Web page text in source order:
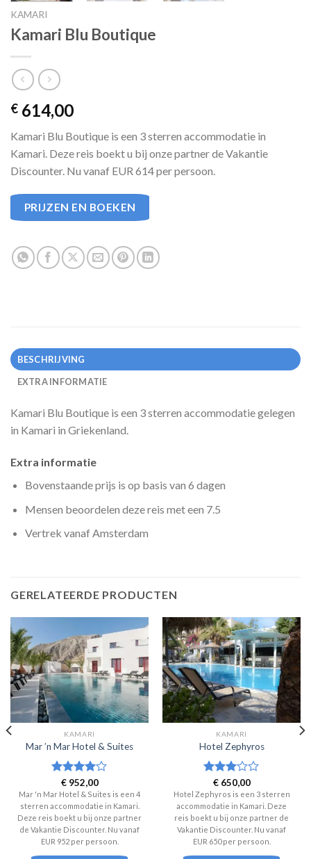
KAMARI
Kamari Blu Boutique
€ 614,00
Kamari Blu Boutique is een 3 sterren accommodatie in
Kamari. Deze reis boekt u bij onze partner de Vakantie
Discounter. Nu vanaf EUR 614 per persoon.
PRIJZEN EN BOEKEN
BESCHRIJVING
EXTRA INFORMATIE
Kamari Blu Boutique is een 3 sterren accommodatie gelegen
in Kamari in Griekenland.
Extra informatie
Bovenstaande prijs is op basis van 6 dagen
Mensen beoordelen deze reis met een 7.5
Vertrek vanaf Amsterdam
GERELATEERDE PRODUCTEN
KAMARI
Mar ’n Mar Hotel & Suites
Waardering
4uit 5
€952,00
Mar 'n Mar Hotel & Suites is een 4
sterren accommodatie in Kamari.
Deze reis boekt u bij onze partner
de Vakantie Discounter. Nu vanaf
EUR 952 per persoon.
KAMARI
Hotel Zephyros
Waardering
3uit 5
€650,00
Hotel Zephyros is een 3 sterren
accommodatie in Kamari. Deze
reis boekt u bij onze partner de
Vakantie Discounter. Nu vanaf
EUR 650 per persoon.